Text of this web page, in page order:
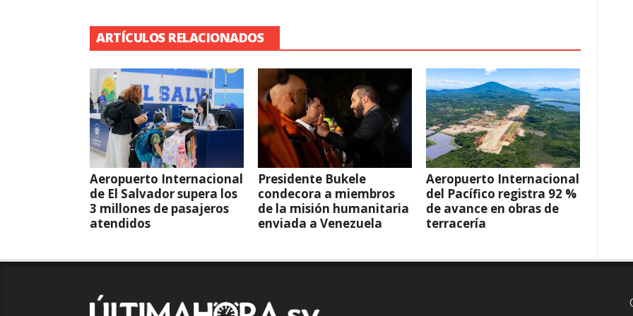
ARTÍCULOS RELACIONADOS
Aeropuerto Internacional
de El Salvador supera los
3 millones de pasajeros
atendidos
Presidente Bukele
condecora a miembros
de la misión humanitaria
enviada a Venezuela
Aeropuerto Internacional
del Pacífico registra 92 %
de avance en obras de
terracería